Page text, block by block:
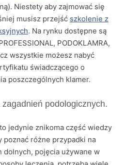
Niestety aby zajmować się
musisz przejść szkolenie z
. Na rynku dostępne są
PODOKLAMRA,
wszystkie możesz nabyć
świadczącego o
poszczególnych klamer.
podologicznych.
jedynie znikoma część wiedzy
poznać różne przypadki na
dolnych, pojęcia używane w